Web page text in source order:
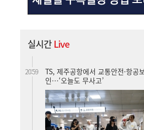
실시간Live
인…‘오늘도 무사고’